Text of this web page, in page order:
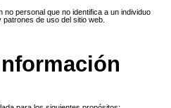
no personal que no identifica a un individuo
de uso del sitio web.